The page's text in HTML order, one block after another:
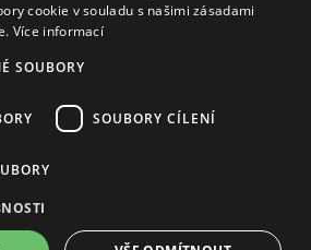
cookie v souladu s našimi zásadami
Více informací
SOUBORY
SOUBORY CÍLENÍ